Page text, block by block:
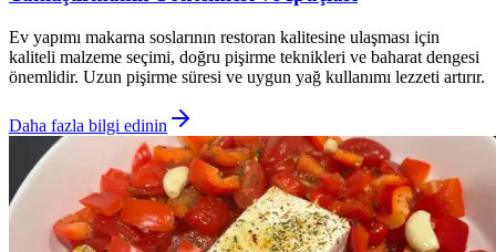
Ev yapımı makarna soslarının restoran kalitesine ulaşması için
kaliteli malzeme seçimi, doğru pişirme teknikleri ve baharat dengesi
önemlidir. Uzun pişirme süresi ve uygun yağ kullanımı lezzeti artırır.
Daha fazla bilgi edinin